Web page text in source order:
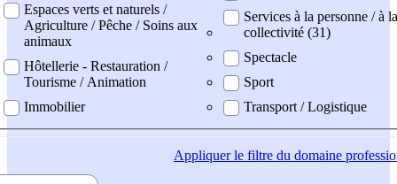
Espaces verts et naturels /
Agriculture / Pêche / Soins aux
animaux
Hôtellerie - Restauration /
Tourisme / Animation
Immobilier
Services à la personne / à la
collectivité (31)
Spectacle
Sport
Transport / Logistique
Appliquerle filtre du domaine